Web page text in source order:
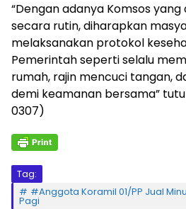
“Dengan adanya Komsos
secara rutin, diharapkan
melaksanakan protokol
Pemerintah seperti selalu
rumah, rajin mencuci tangan,
demi keamanan bersama”
0307)
Tag:
#Anggota Koramil 01/PP Jual
Pagi